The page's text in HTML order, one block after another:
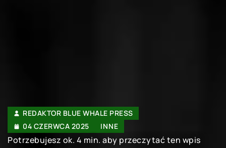
REDAKTOR BLUE WHALE PRESS
04 CZERWCA 2025
INNE
Potrzebujesz ok. 4 min. aby przeczytać ten wpis